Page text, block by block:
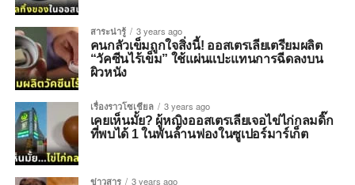
สาระน่ารู้ 3 years ago
คนกลัวเข็มถูกใจสิ่งนี้! ออสเตรเลียเตรียมผลิต
“วัคซีนไร้เข็ม” ใช้แผ่นแปะแทนการฉีดลงบน
ผิวหนัง
เรื่องราวโซเชียล 3 years ago
เคยเห็นมั้ย? ผู้หญิงออสเตรเลียเจอไข่ไก่กลมดิ๊ก
ที่พบได้ 1 ในพันล้านฟองในซูเปอร์มาร์เก็ต
ข่าวสาร 3 years ago